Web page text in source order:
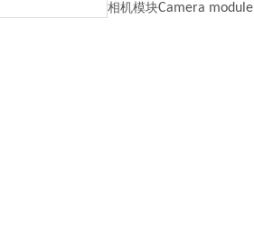
相机模块Camera module